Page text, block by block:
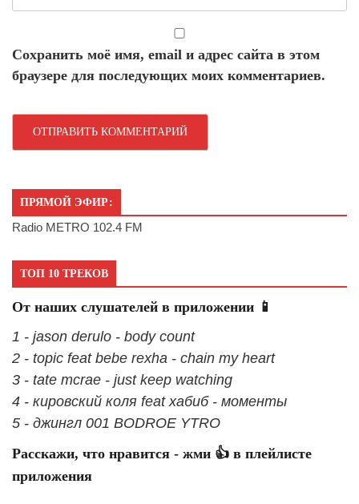
Сохранить моё имя, email и адрес сайта в этом
браузере для последующих моих комментариев.
ПРЯМОЙ ЭФИР:
Radio METRO 102.4 FM
ТОП 10 ТРЕКОВ
От наших слушателей в приложении 📱
1 - jason derulo - body count
2 - topic feat bebe rexha - chain my heart
3 - tate mcrae - just keep watching
4 - кировский коля feat хабиб - моменты
5 - джингл 001 BODROE YTRO
Расскажи, что нравится - жми 👍 в плейлисте
приложения